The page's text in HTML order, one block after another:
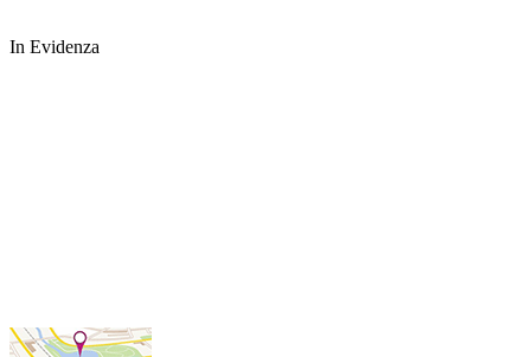
In Evidenza